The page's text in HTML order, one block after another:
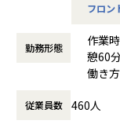
・ECクラウド基盤
・大手クライアン
ctive Directory）
＜安心のサポート体
現場には教育担当
施。産休・育休の
にも柔軟に対応して
◆マネジメントにも
「PL/PMにステッ
てみたい」
フロン
勤務形態
作業
働き方
時間
従業員数 460人